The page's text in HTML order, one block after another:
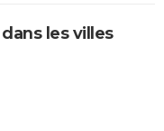
les villes